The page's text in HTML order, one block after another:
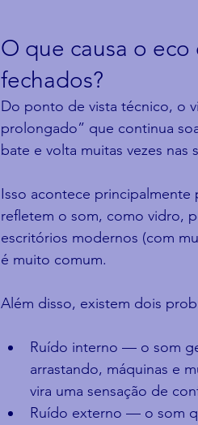
O que causa o
fechados?
Do ponto de vista técnico, o
prolongado” que continua
bate e volta muitas vezes
Isso acontece
refletem o som, como vidro,
escritórios modernos (com
é muito comum.
Além disso, existem dois
Ruído interno — o som
arrastando, máquinas e
vira uma sensação de
Ruído externo — o som